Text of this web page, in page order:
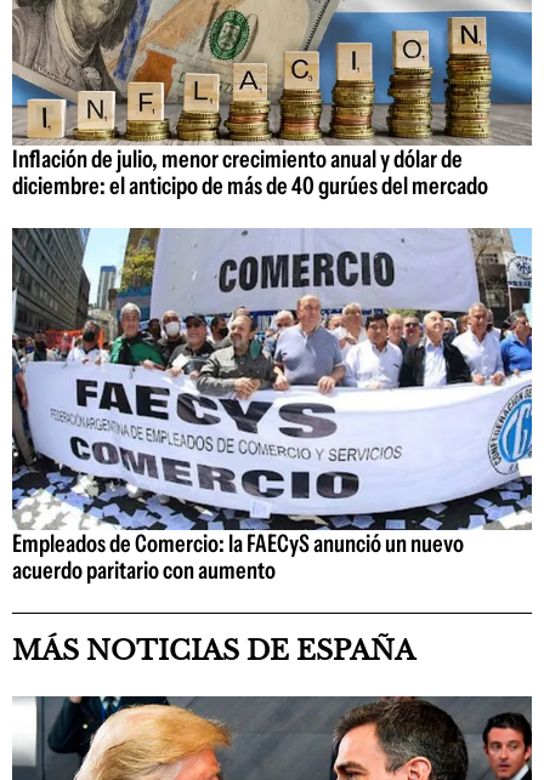
Inflación de julio, menor crecimiento anual y dólar de
diciembre: el anticipo de más de 40 gurúes del mercado
Empleados de Comercio: la FAECyS anunció un nuevo
acuerdo paritario con aumento
MÁS NOTICIAS DE ESPAÑA